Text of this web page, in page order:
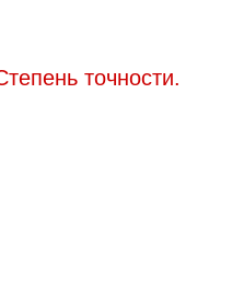
точности.